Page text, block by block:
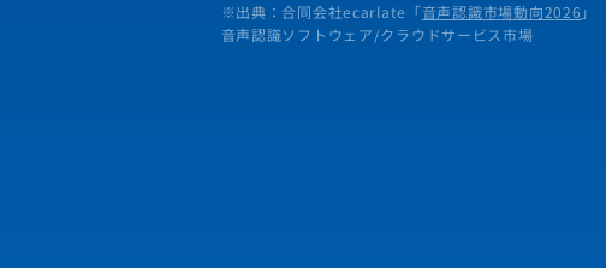
※出典：合同会社ecarlate「音声認識市場動向2026 」
音声認識ソフトウェア/クラウドサービス市場